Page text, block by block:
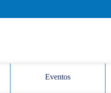
Eventos